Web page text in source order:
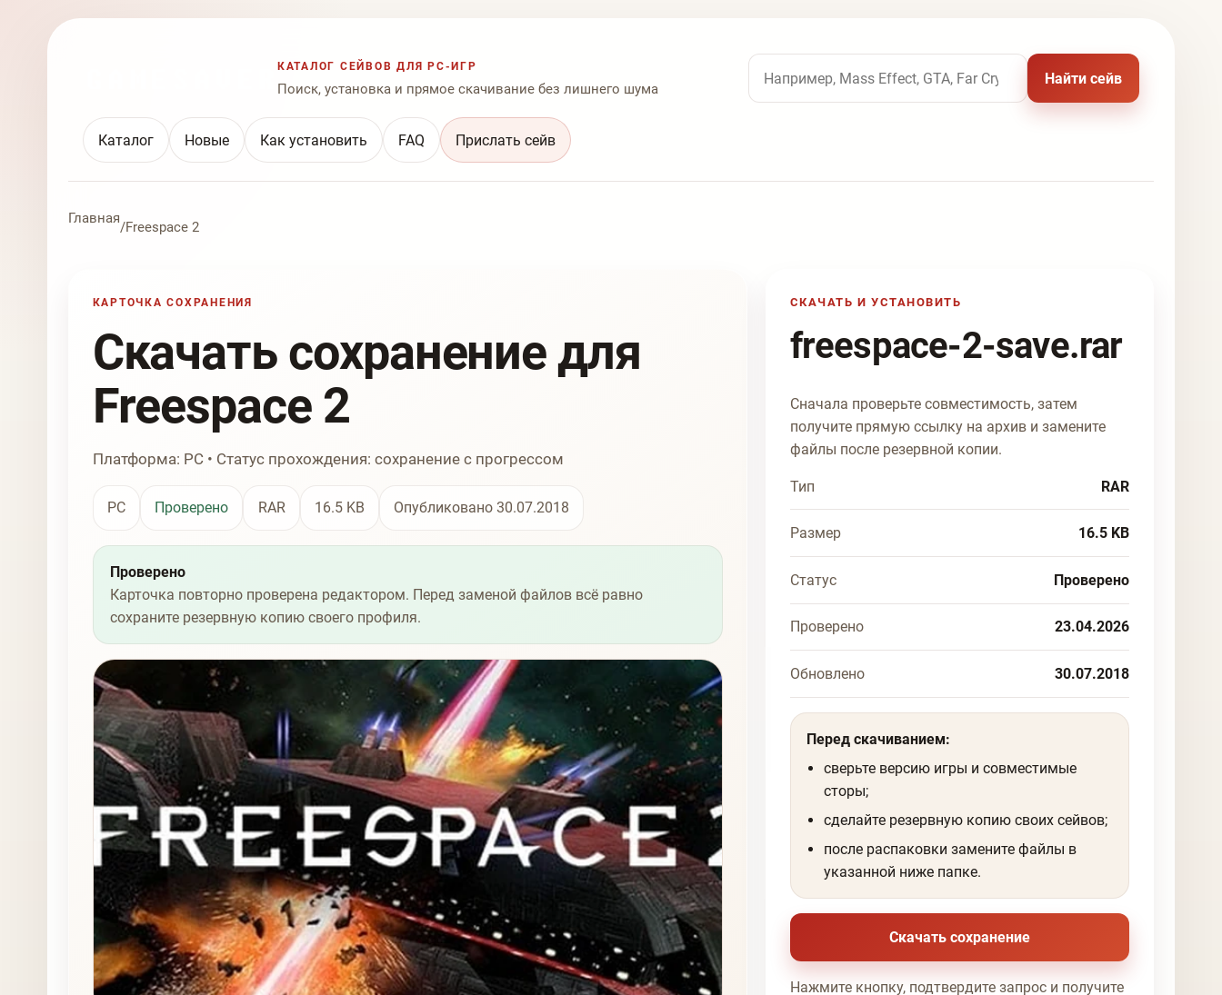
КАТАЛОГ СЕЙВОВ ДЛЯ PC-ИГР
Поиск, установка и прямое скачивание без лишнего шума
Поиск по названию игры
Найти сейв
Каталог Новые Как установить FAQ Прислать сейв
Главная
/Freespace 2
КАРТОЧКА СОХРАНЕНИЯ
Скачать сохранение для
Freespace 2
Платформа: PC • Статус прохождения: сохранение с прогрессом
PC Проверено RAR 16.5 KB Опубликовано 30.07.2018
Проверено
Карточка повторно проверена редактором. Перед заменой файлов всё равно
сохраните резервную копию своего профиля.
СКАЧАТЬ И УСТАНОВИТЬ
freespace-2-save.rar
Сначала проверьте совместимость, затем
получите прямую ссылку на архив и замените
файлы после резервной копии.
Тип RAR
Размер 16.5 KB
Статус Проверено
Проверено 23.04.2026
Обновлено 30.07.2018
Перед скачиванием:
сверьте версию игры и совместимые
сторы;
сделайте резервную копию своих сейвов;
после распаковки замените файлы в
указанной ниже папке.
Скачать сохранение
Нажмите кнопку, подтвердите запрос и получите